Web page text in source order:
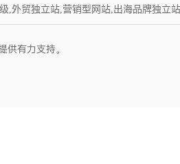
贸独立站,营销型网站,出海品牌独立站
有力支持。